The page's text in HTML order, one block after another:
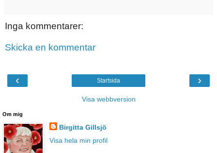
Inga kommentarer:
Skicka en kommentar
‹ ›
Startsida
Visa webbversion
Om mig
Birgitta Gillsjö
Visa hela min profil